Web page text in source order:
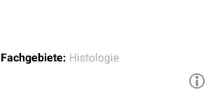
Fachgebiete: Histologie